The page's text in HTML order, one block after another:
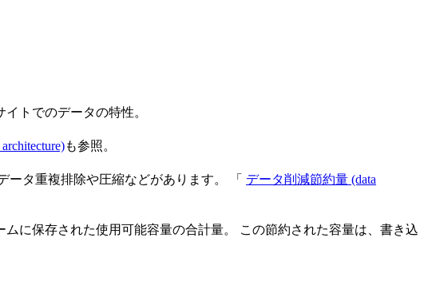
トでのデータの特性。
も参照。
タ重複排除や圧縮などがあります。 「 データ削減節約量 (data
に保存された使用可能容量の合計量。 この節約された容量は、書き込